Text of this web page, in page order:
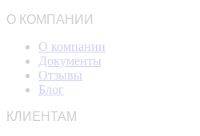
О КОМПАНИИ
О компании
Документы
Отзывы
Блог
КЛИЕНТАМ